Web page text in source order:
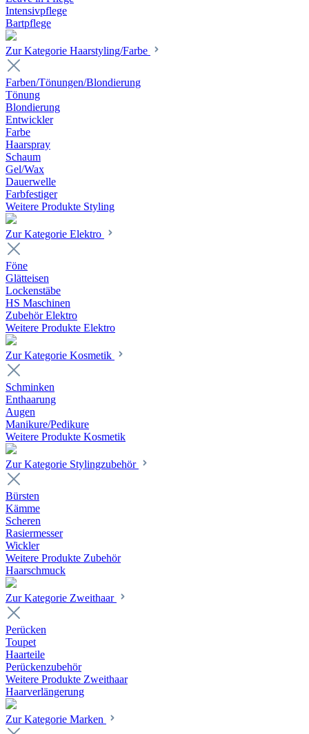
Intensivpflege
Bartpflege
Zur Kategorie Haarstyling/Farbe
Farben/Tönungen/Blondierung
Tönung
Blondierung
Entwickler
Farbe
Haarspray
Schaum
Gel/Wax
Dauerwelle
Farbfestiger
Weitere Produkte Styling
Zur Kategorie Elektro
Föne
Glätteisen
Lockenstäbe
HS Maschinen
Zubehör Elektro
Weitere Produkte Elektro
Zur Kategorie Kosmetik
Schminken
Enthaarung
Augen
Manikure/Pedikure
Weitere Produkte Kosmetik
Zur Kategorie Stylingzubehör
Bürsten
Kämme
Scheren
Rasiermesser
Wickler
Weitere Produkte Zubehör
Haarschmuck
Zur Kategorie Zweithaar
Perücken
Toupet
Haarteile
Perückenzubehör
Weitere Produkte Zweithaar
Haarverlängerung
Zur Kategorie Marken